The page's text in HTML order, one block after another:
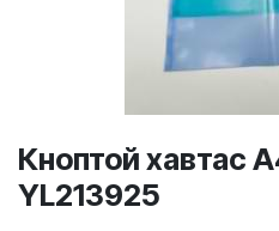
Кноптой хавтас
YL213925